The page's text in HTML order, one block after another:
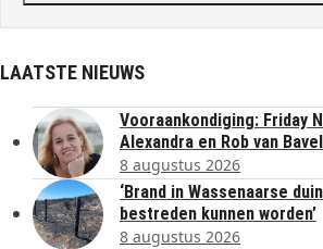
LAATSTE NIEUWS
Vooraankondiging: Friday
Alexandra en Rob van Bavel
8 augustus 2026
‘Brand in Wassenaarse
bestreden kunnen worden’
8 augustus 2026